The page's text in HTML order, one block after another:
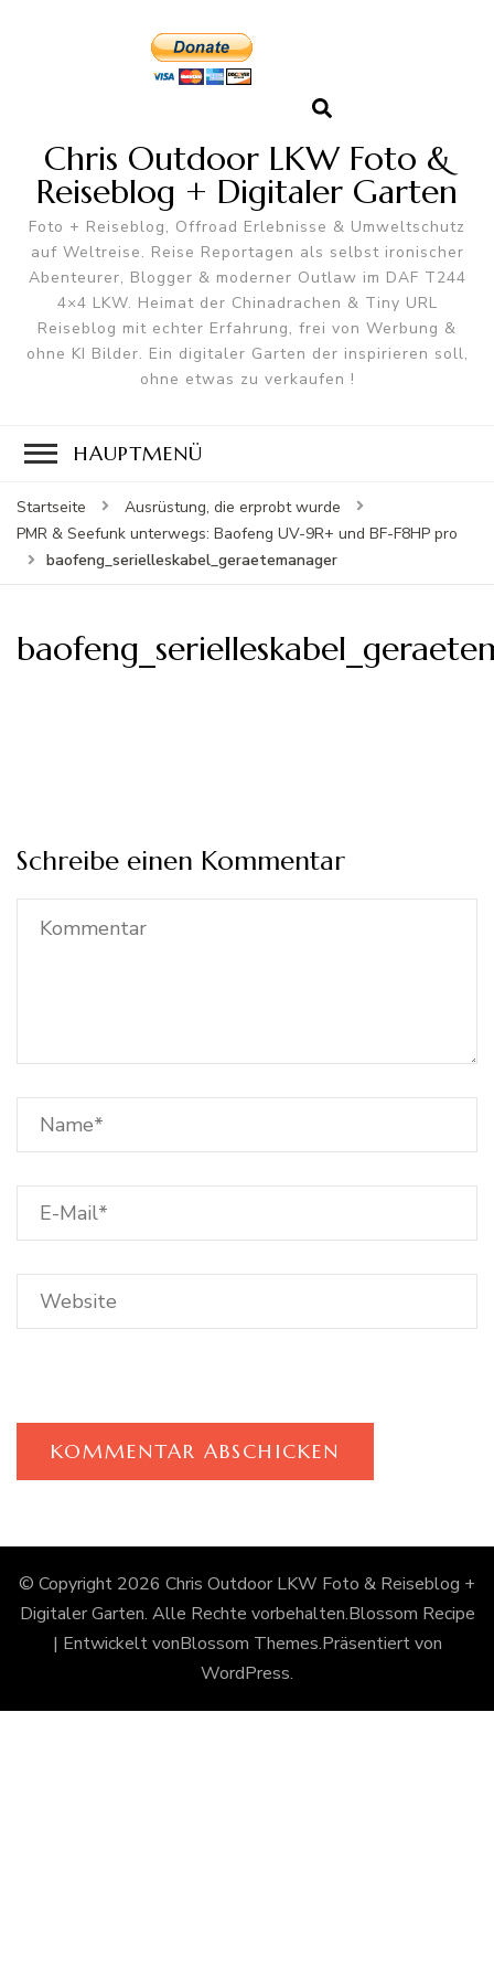
Chris Outdoor LKW Foto &
Reiseblog + Digitaler Garten
Foto + Reiseblog, Offroad Erlebnisse & Umweltschutz
auf Weltreise. Reise Reportagen als selbst ironischer
Abenteurer, Blogger & moderner Outlaw im DAF T244
4×4 LKW. Heimat der Chinadrachen & Tiny URL
Reiseblog mit echter Erfahrung, frei von Werbung &
ohne KI Bilder. Ein digitaler Garten der inspirieren soll,
ohne etwas zu verkaufen !
HAUPTMENÜ
Startseite
Ausrüstung, die erprobt wurde
PMR & Seefunk unterwegs: Baofeng UV-9R+ und BF-F8HP pro
baofeng_serielleskabel_geraetemanager
Schreibe einen Kommentar
© Copyright 2026 Chris Outdoor LKW Foto & Reiseblog +
Digitaler Garten. Alle Rechte vorbehalten.Blossom Recipe
| Entwickelt vonBlossom Themes.Präsentiert von
WordPress.